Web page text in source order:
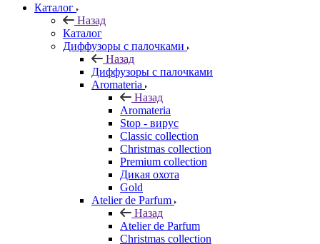
Каталог
Назад
Каталог
Диффузоры с палочками
Назад
Диффузоры с палочками
Aromateria
Назад
Aromateria
Stop - вирус
Сlassic collection
Сhristmas collection
Premium collection
Дикая охота
Gold
Atelier de Parfum
Назад
Atelier de Parfum
Christmas collection